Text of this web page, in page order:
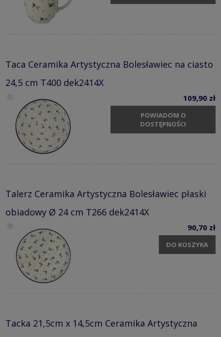
Taca Ceramika Artystyczna Bolesławiec na ciasto
24,5 cm T400 dek2414X
109,90 zł
POWIADOM O
DOSTĘPNOŚCI
Talerz Ceramika Artystyczna Bolesławiec płaski
obiadowy Ø 24 cm T266 dek2414X
90,70 zł
DO KOSZYKA
Tacka 21,5cm x 14,5cm Ceramika Artystyczna